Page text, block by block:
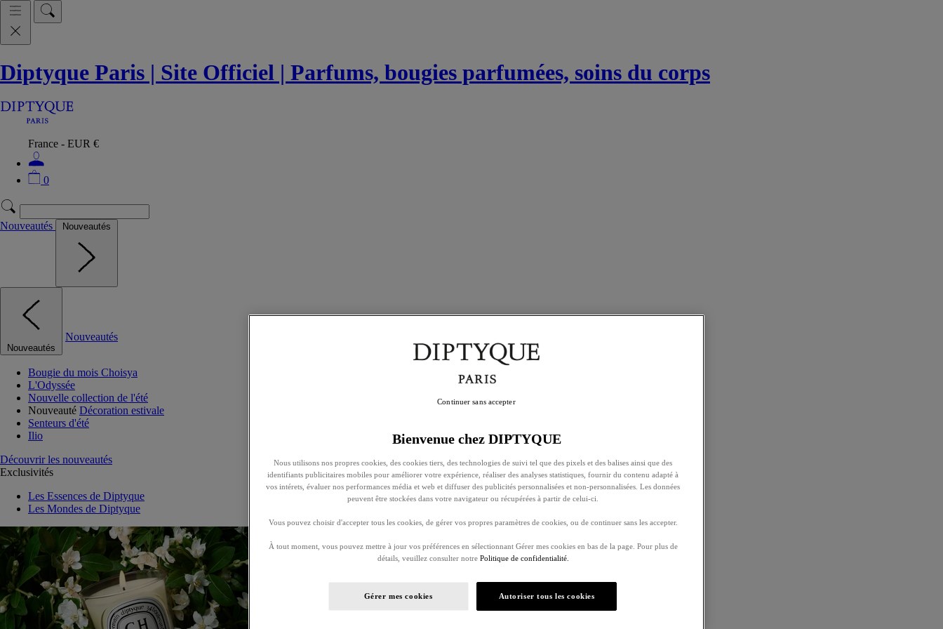
Diptyque Paris | Site Officiel | Parfums, bougies parfumées, soins du corps
France - EUR €
0
Nouveautés Nouveautés
Nouveautés
Nouveautés
Bougie du mois Choisya
L'Odyssée
Nouvelle collection de l'été
Nouveauté Décoration estivale
Senteurs d'été
Ilio
Découvrir les nouveautés
Exclusivités
Les Essences de Diptyque
Les Mondes de Diptyque
Bienvenue chez DIPTYQUE
Nous utilisons nos propres cookies, des cookies tiers, des technologies de suivi tel que des pixels et des balises ainsi que des
identifiants publicitaires mobiles pour améliorer votre expérience, réaliser des analyses statistiques, fournir du contenu adapté à
vos intérets, évaluer nos performances média et web et diffuser des publicités personnalisées et non-personnalisées. Les données
peuvent être stockées dans votre navigateur ou récupérées à partir de celui-ci.
Vous pouvez choisir d'accepter tous les cookies, de gérer vos propres paramètres de cookies, ou de continuer sans les accepter.
À tout moment, vous pouvez mettre à jour vos préférences en sélectionnant Gérer mes cookies en bas de la page. Pour plus de
détails, veuillez consulter notre Politique de confidentialité.
Gérer mes cookies Autoriser tous les cookies
Continuer sans accepter